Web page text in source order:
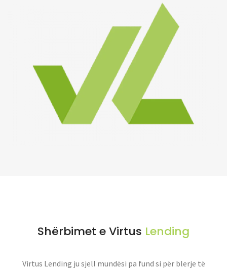
Shërbimet e Virtus Lending
Virtus Lending ju sjell mundësi pa fund si për blerje të